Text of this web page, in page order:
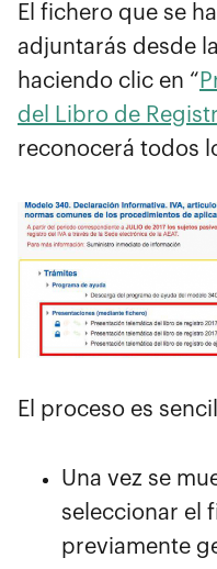
El fichero que se
adjuntarás desde
haciendo clic en “
del Libro de
reconocerá todos
El proceso es
Una vez se
seleccionar el
previamente